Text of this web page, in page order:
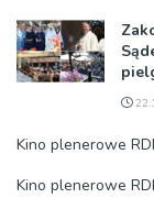
Kino plenerowe
Kino plenerowe